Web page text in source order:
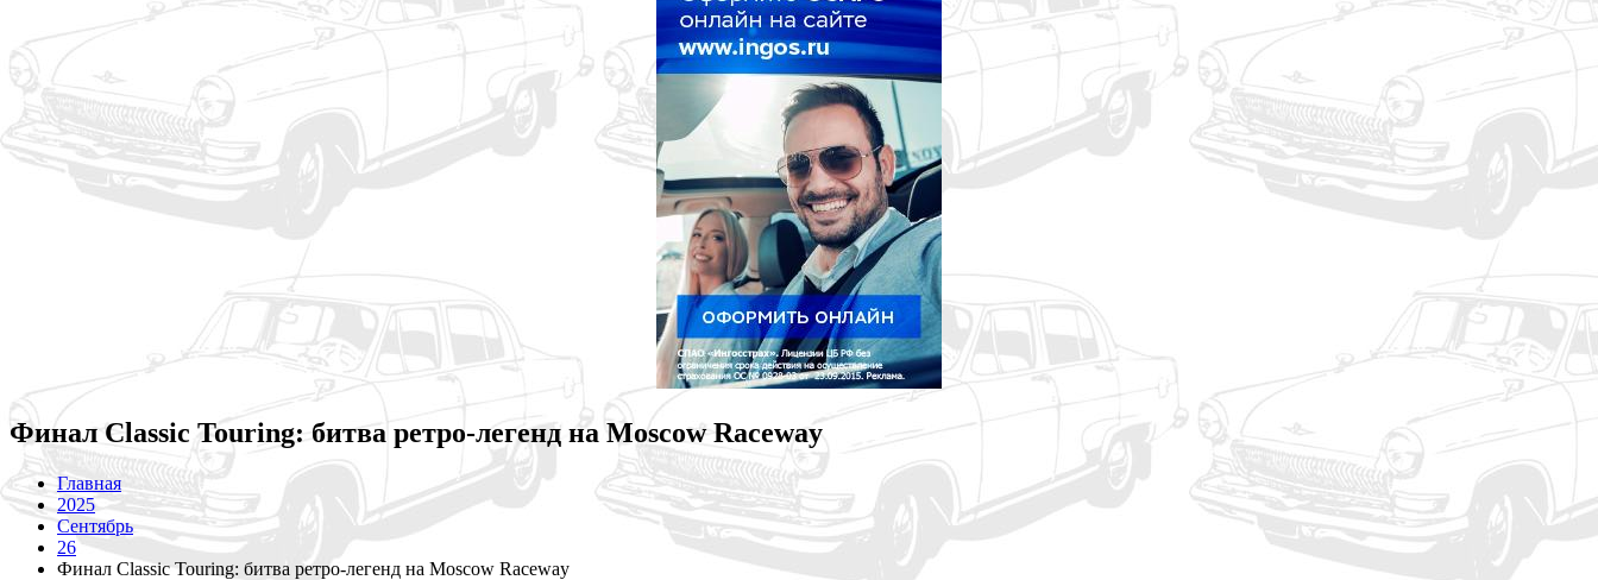
Финал Classic Touring: битва ретро-легенд на Moscow Raceway
Главная
2025
Сентябрь
26
Финал Classic Touring: битва ретро-легенд на Moscow Raceway